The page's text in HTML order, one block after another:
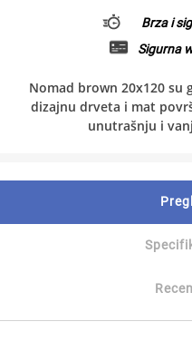
Brza i
Sigurna
Nomad brown 20x120 su
dizajnu drveta i mat
unutrašnju i